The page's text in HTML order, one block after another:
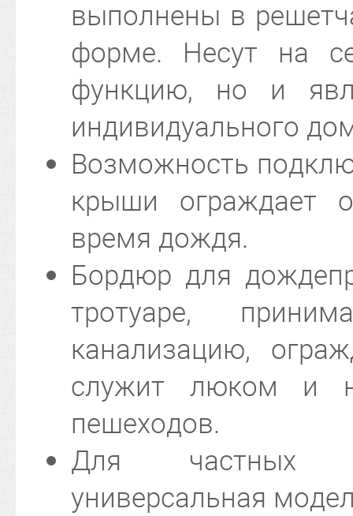
выполнены в
форме. Несут на
функцию, но и
индивидуального
Возможность
крыши ограждает
время дождя.
Бордюр для
тротуаре,
канализацию,
служит люком и
пешеходов.
Для частных
универсальная